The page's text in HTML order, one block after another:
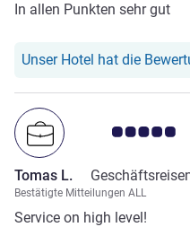
In allen Punkten sehr gut
Unser Hotel hat die
Note
Tomas L.
Bestätigte Mitteilungen ALL
Service on high level!